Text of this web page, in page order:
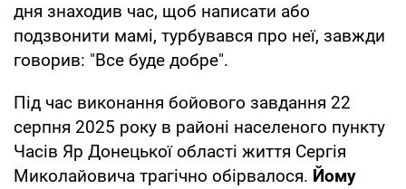
дня знаходив час, щоб написати або
подзвонити мамі, турбувався про неї, завжди
говорив: "Все буде добре".
Під час виконання бойового завдання 22
серпня 2025 року в районі населеного пункту
Часів Яр Донецької області життя Сергія
Миколайовича трагічно обірвалося. Йому